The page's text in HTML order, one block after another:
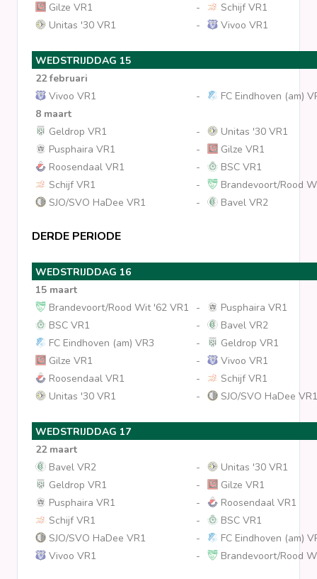
Gilze VR1
-
Schijf VR1
Unitas '30 VR1
- Vivoo VR1
WEDSTRIJDDAG 15
22 februari
Vivoo VR1
-
FC Eindhoven (am)
8 maart
Geldrop VR1
-
Unitas '30 VR1
Pusphaira VR1
-
Gilze VR1
Roosendaal VR1
-
BSC VR1
Schijf VR1
-
Brandevoort/Rood
SJO/SVO HaDee VR1
- Bavel VR2
DERDE PERIODE
WEDSTRIJDDAG 16
15 maart
Brandevoort/Rood Wit '62 VR1
-
Pusphaira VR1
BSC VR1
-
Bavel VR2
FC Eindhoven (am) VR3
-
Geldrop VR1
Gilze VR1
-
Vivoo VR1
Roosendaal VR1
-
Schijf VR1
Unitas '30 VR1
- SJO/SVO HaDee VR1
WEDSTRIJDDAG 17
22 maart
Bavel VR2
-
Unitas '30 VR1
Geldrop VR1
-
Gilze VR1
Pusphaira VR1
-
Roosendaal VR1
Schijf VR1
-
BSC VR1
SJO/SVO HaDee VR1
-
FC Eindhoven (am)
Vivoo VR1
- Brandevoort/Rood